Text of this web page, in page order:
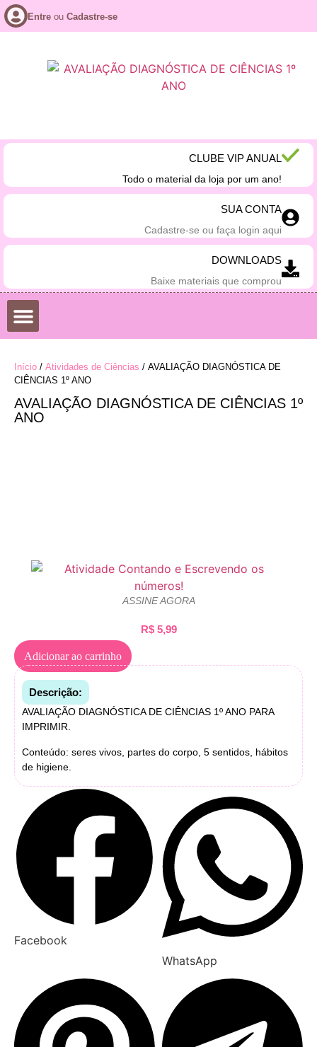
Entre ou Cadastre-se
CLUBE VIP ANUAL
Todo o material da loja por um ano!
SUA CONTA
Cadastre-se ou faça login aqui
DOWNLOADS
Baixe materiais que comprou
Início / Atividades de Ciências / AVALIAÇÃO DIAGNÓSTICA DE
CIÊNCIAS 1º ANO
AVALIAÇÃO DIAGNÓSTICA DE CIÊNCIAS 1º
ANO
ASSINE AGORA
R$5,99
Adicionar ao carrinho
Descrição:
AVALIAÇÃO DIAGNÓSTICA DE CIÊNCIAS 1º ANO PARA
IMPRIMIR.
Conteúdo: seres vivos, partes do corpo, 5 sentidos, hábitos
de higiene.
Facebook
WhatsApp